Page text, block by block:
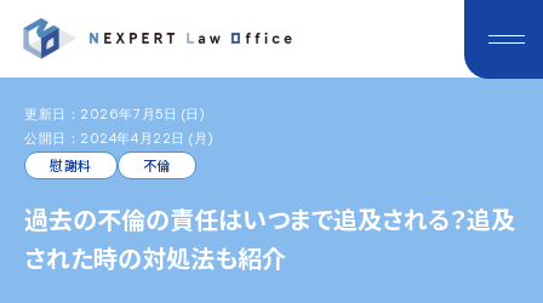
更新日：2026年7月5日 (日)
公開日：2024年4月22日 (月)
慰謝料
不倫
過去の不倫の責任はいつまで追及される？追及
された時の対処法も紹介